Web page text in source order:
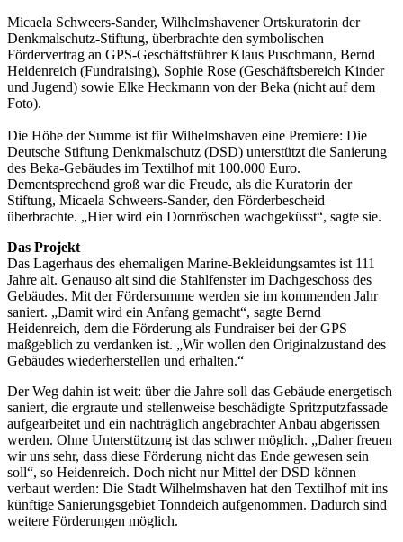
Micaela Schweers-Sander, Wilhelmshavener Ortskuratorin der
Denkmalschutz-Stiftung, überbrachte den symbolischen
Fördervertrag an GPS-Geschäftsführer Klaus Puschmann, Bernd
Heidenreich (Fundraising), Sophie Rose (Geschäftsbereich Kinder
und Jugend) sowie Elke Heckmann von der Beka (nicht auf dem
Foto).
Die Höhe der Summe ist für Wilhelmshaven eine Premiere: Die
Deutsche Stiftung Denkmalschutz (DSD) unterstützt die Sanierung
des Beka-Gebäudes im Textilhof mit 100.000 Euro.
Dementsprechend groß war die Freude, als die Kuratorin der
Stiftung, Micaela Schweers-Sander, den Förderbescheid
überbrachte. „Hier wird ein Dornröschen wachgeküsst“, sagte sie.
Das Projekt
Das Lagerhaus des ehemaligen Marine-Bekleidungsamtes ist 111
Jahre alt. Genauso alt sind die Stahlfenster im Dachgeschoss des
Gebäudes. Mit der Fördersumme werden sie im kommenden Jahr
saniert. „Damit wird ein Anfang gemacht“, sagte Bernd
Heidenreich, dem die Förderung als Fundraiser bei der GPS
maßgeblich zu verdanken ist. „Wir wollen den Originalzustand des
Gebäudes wiederherstellen und erhalten.“
Der Weg dahin ist weit: über die Jahre soll das Gebäude energetisch
saniert, die ergraute und stellenweise beschädigte Spritzputzfassade
aufgearbeitet und ein nachträglich angebrachter Anbau abgerissen
werden. Ohne Unterstützung ist das schwer möglich. „Daher freuen
wir uns sehr, dass diese Förderung nicht das Ende gewesen sein
soll“, so Heidenreich. Doch nicht nur Mittel der DSD können
verbaut werden: Die Stadt Wilhelmshaven hat den Textilhof mit ins
künftige Sanierungsgebiet Tonndeich aufgenommen. Dadurch sind
weitere Förderungen möglich.